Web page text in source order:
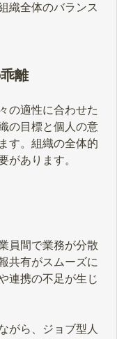
織全体のバランス
離
の適性に合わせた
の目標と個人の意
す。組織の全体的
があります。
員間で業務が分散
共有がスムーズに
連携の不足が生じ
がら、ジョブ型人